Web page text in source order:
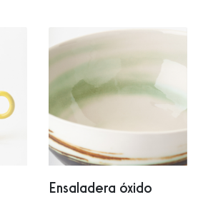
Ensaladera óxido